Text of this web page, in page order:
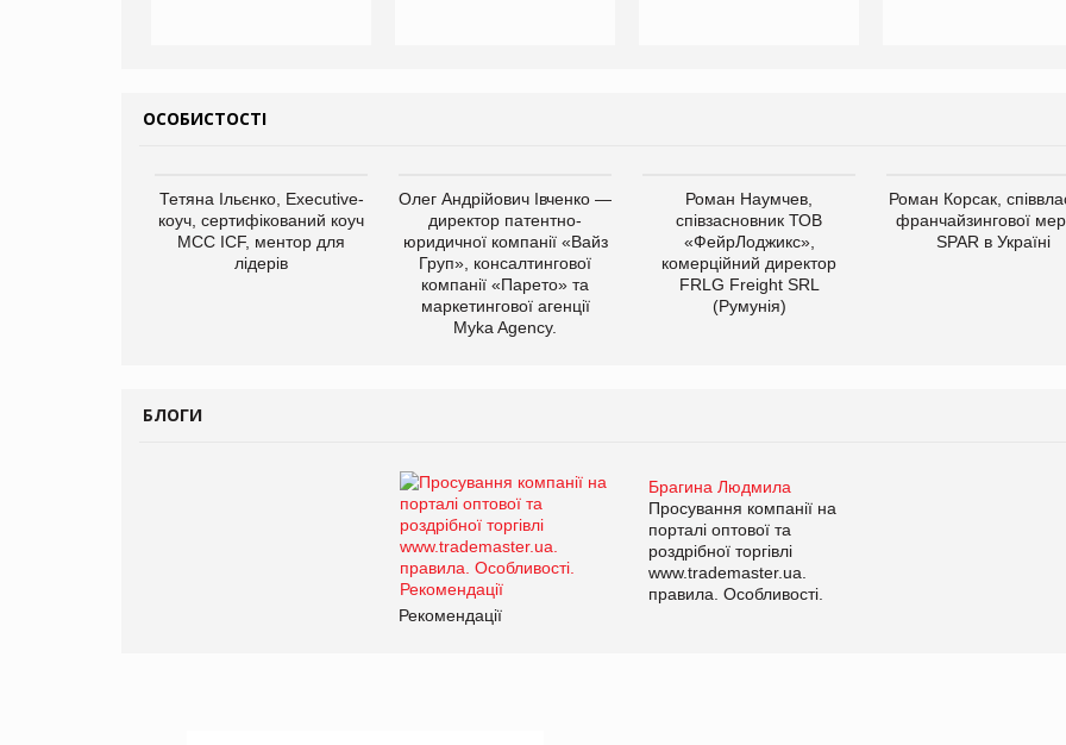
ОСОБИСТОСТІ
Тетяна Ільєнко, Executive-
коуч, сертифікований коуч
МСС ICF, ментор для
лідерів
Олег Андрійович Івченко —
директор патентно-
юридичної компанії «Вайз
Груп», консалтингової
компанії «Парето» та
маркетингової агенції
Myka Agency.
Роман Наумчев,
співзасновник ТОВ
«ФейрЛоджикс»,
комерційний директор
FRLG Freight SRL
(Румунія)
Роман Корсак,
франчайзингової
SPAR в Україні
БЛОГИ
Брагина Людмила
Просування компанії на
порталі оптової та
роздрібної торгівлі
www.trademaster.ua.
правила. Особливості.
Рекомендації